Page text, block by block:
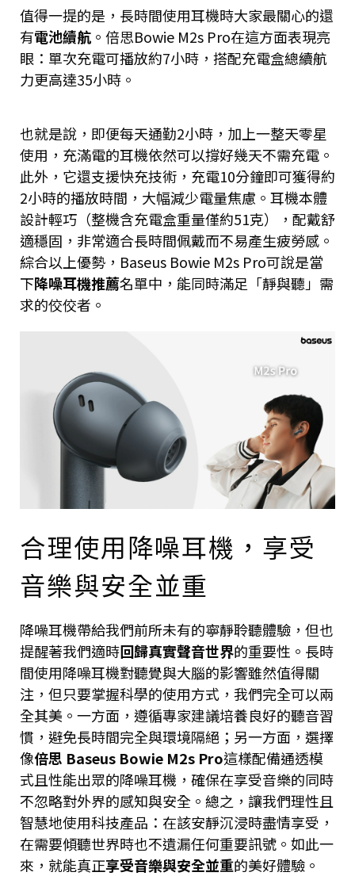
值得一提的是，長時間使用耳機時大家最關心的還
有電池續航 。倍思Bowie M2s Pro在這方面表現亮
眼：單次充電可播放約7小時，搭配充電盒總續航
力更高達35小時​。
也就是說，即便每天通勤2小時，加上一整天零星
使用，充滿電的耳機依然可以撐好幾天不需充電。
此外，它還支援快充技術，充電10分鐘即可獲得約
2小時的播放時間​，大幅減少電量焦慮。耳機本體
設計輕巧（整機含充電盒重量僅約51克​），配戴舒
適穩固，非常適合長時間佩戴而不易產生疲勞感。
綜合以上優勢，Baseus Bowie M2s Pro可說是當
下降噪耳機推薦名單中，能同時滿足「靜與聽」需
求的佼佼者。
合理使用降噪耳機，享受
音樂與安全並重
降噪耳機帶給我們前所未有的寧靜聆聽體驗，但也
提醒著我們適時回歸真實聲音世界的重要性。長時
間使用降噪耳機對聽覺與大腦的影響雖然值得關
注，但只要掌握科學的使用方式，我們完全可以兩
全其美。一方面，遵循專家建議培養良好的聽音習
慣，避免長時間完全與環境隔絕；另一方面，選擇
像倍思 Baseus Bowie M2s Pro這樣配備通透模
式且性能出眾的降噪耳機，確保在享受音樂的同時
不忽略對外界的感知與安全。總之，讓我們理性且
智慧地使用科技產品：在該安靜沉浸時盡情享受，
在需要傾聽世界時也不遺漏任何重要訊號。如此一
來，就能真正享受音樂與安全並重的美好體驗。